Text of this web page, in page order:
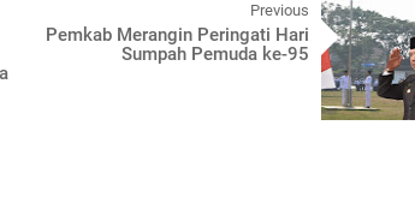
Previous
Pemkab Merangin Peringati Hari
Sumpah Pemuda ke-95